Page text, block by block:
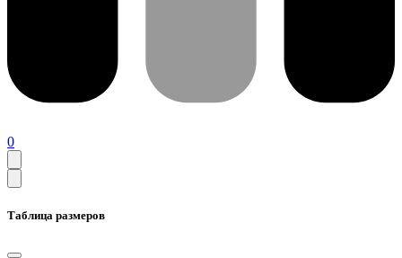
0
Таблица размеров